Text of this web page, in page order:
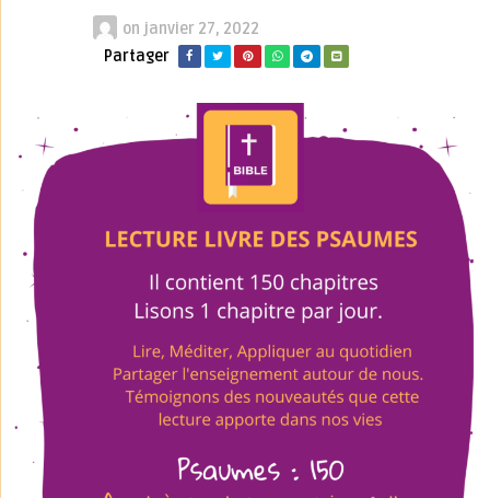
on janvier 27, 2022
Partager